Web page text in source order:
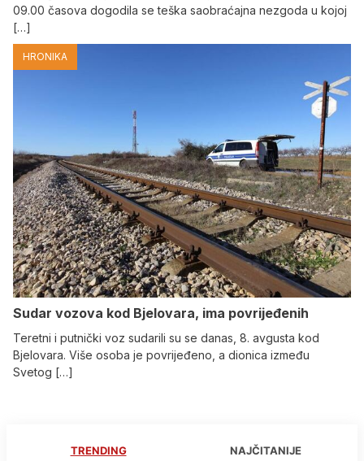
09.00 časova dogodila se teška saobraćajna nezgoda u kojoj
[…]
HRONIKA
Sudar vozova kod Bjelovara, ima povrijeđenih
Teretni i putnički voz sudarili su se danas, 8. avgusta kod
Bjelovara. Više osoba je povrijeđeno, a dionica između
Svetog […]
TRENDING NAJČITANIJE